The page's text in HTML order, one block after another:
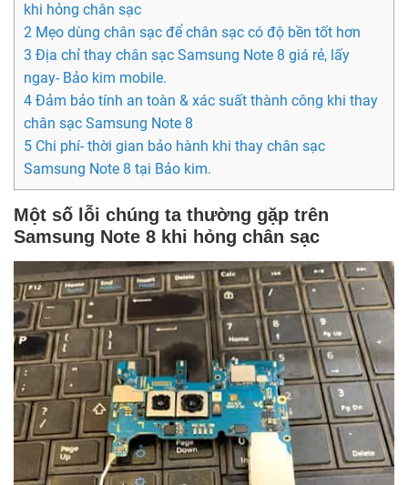
khi hỏng chân sạc
2 Mẹo dùng chân sạc để chân sạc có độ bền tốt hơn
3 Địa chỉ thay chân sạc Samsung Note 8 giá rẻ, lấy
ngay- Bảo kim mobile.
4 Đảm bảo tính an toàn & xác suất thành công khi thay
chân sạc Samsung Note 8
5 Chi phí- thời gian bảo hành khi thay chân sạc
Samsung Note 8 tại Bảo kim.
Một số lỗi chúng ta thường gặp trên
Samsung Note 8 khi hỏng chân sạc